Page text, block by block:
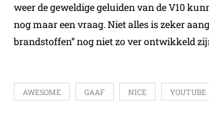
weer de geweldige geluiden van de V10
nog maar een vraag. Niet alles is zeker
brandstoffen” nog niet zo ver ontwikkeld
AWESOME GAAF NICE YOUTUBE